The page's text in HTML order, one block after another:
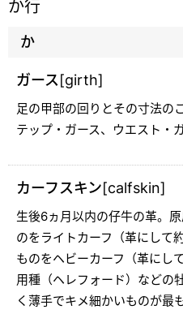
か行
か
ガース[girth]
足の甲部の回りとその寸法の
テップ・ガース、ウエスト・
カーフスキン[calfskin]
生後6ヵ月以内の仔牛の革。
のをライトカーフ（革にして
ものをヘビーカーフ（革にし
用種（ヘレフォード）などの
く薄手でキメ細かいものが最